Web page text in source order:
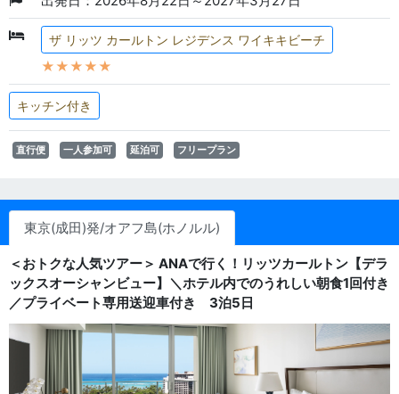
ザ リッツ カールトン レジデンス ワイキキビーチ
★★★★★
キッチン付き
直行便 一人参加可 延泊可 フリープラン
東京(成田)発/オアフ島(ホノルル)
＜おトクな人気ツアー＞ ANAで行く！リッツカールトン【デラ
ックスオーシャンビュー】＼ホテル内でのうれしい朝食1回付き
／プライベート専用送迎車付き 3泊5日